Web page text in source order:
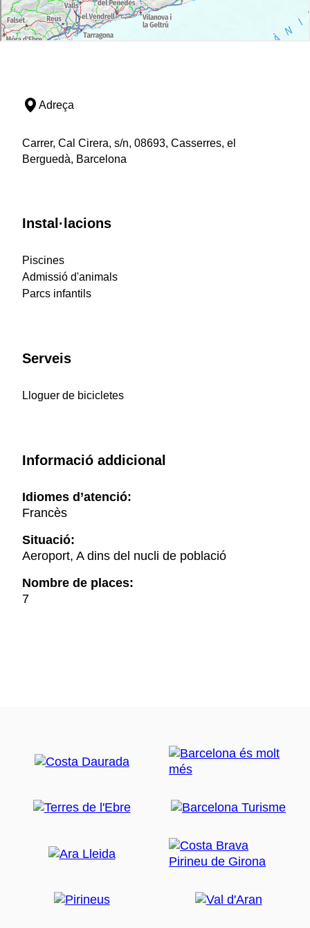
Adreça
Carrer, Cal Cirera, s/n, 08693, Casserres, el
Berguedà, Barcelona
Instal·lacions
Piscines
Admissió d'animals
Parcs infantils
Serveis
Lloguer de bicicletes
Informació addicional
Idiomes d’atenció:
Francès
Situació:
Aeroport, A dins del nucli de població
Nombre de places:
7